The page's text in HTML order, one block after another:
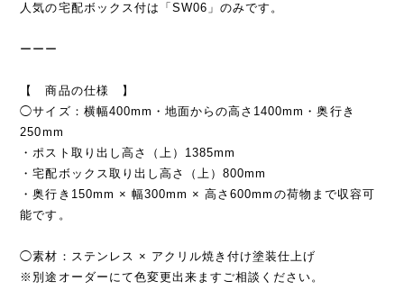
人気の宅配ボックス付は「SW06」のみです。
ーーー
【 商品の仕様 】
◯サイズ：横幅400mm・地面からの高さ1400mm・奥行き
250mm
・ポスト取り出し高さ（上）1385mm
・宅配ボックス取り出し高さ（上）800mm
・奥行き150mm × 幅300mm × 高さ600mmの荷物まで収容可
能です。
◯素材：ステンレス × アクリル焼き付け塗装仕上げ
※別途オーダーにて色変更出来ますご相談ください。